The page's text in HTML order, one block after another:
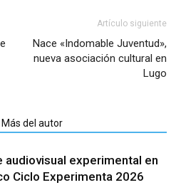
Artículo siguiente
Nace «Indomable Juventud»,
nueva asociación cultural en
Lugo
Más del autor
audiovisual experimental en
Ciclo Experimenta 2026